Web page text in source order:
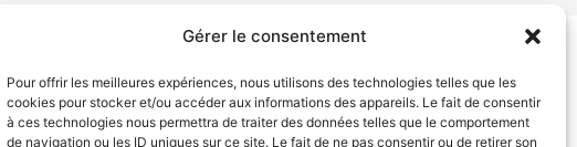
Gérer le consentement
Pour offrir les meilleures expériences, nous utilisons des technologies telles que les
cookies pour stocker et/ou accéder aux informations des appareils. Le fait de consentir
à ces technologies nous permettra de traiter des données telles que le comportement
de navigation ou les ID uniques sur ce site. Le fait de ne pas consentir ou de retirer son
Déclaration de services Politique de confidentialité